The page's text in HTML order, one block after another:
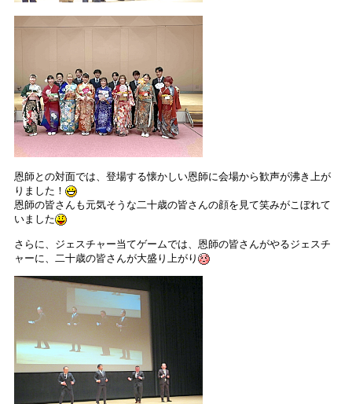
恩師との対面では、登場する懐かしい恩師に会場から歓声が沸き上が
りました！
恩師の皆さんも元気そうな二十歳の皆さんの顔を見て笑みがこぼれて
いました
さらに、ジェスチャー当てゲームでは、恩師の皆さんがやるジェスチ
ャーに、二十歳の皆さんが大盛り上がり